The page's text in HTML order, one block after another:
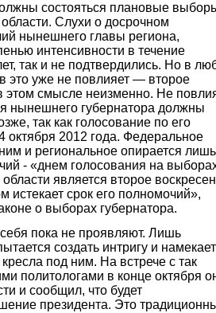
состояться плановые
Слухи о досрочном
нынешнего главы региона,
интенсивности в течение
так и не подтвердились. Но в
это уже не повлияет — второе
этом смысле неизменно. Не
нынешнего губернатора должны
так как голосование по его
октября 2012 года. Федеральное
и региональное опирается
- «днем голосования на
является второе
истекает срок его полномочий»,
о выборах губернатора.
пока не проявляют. Лишь
создать интригу и
под ним. На встрече с так
политологами в конце октября
и сообщил, что будет
президента. Это